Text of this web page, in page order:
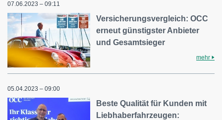
07.06.2023 – 09:11
Versicherungsvergleich: OCC
erneut günstigster Anbieter
und Gesamtsieger
mehr
05.04.2023 – 09:00
Beste Qualität für Kunden mit
Liebhaberfahrzeugen: